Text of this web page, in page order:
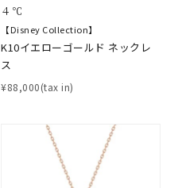
４℃
【Disney Collection】
K10イエローゴールド ネックレ
ス
¥88,000(tax in)